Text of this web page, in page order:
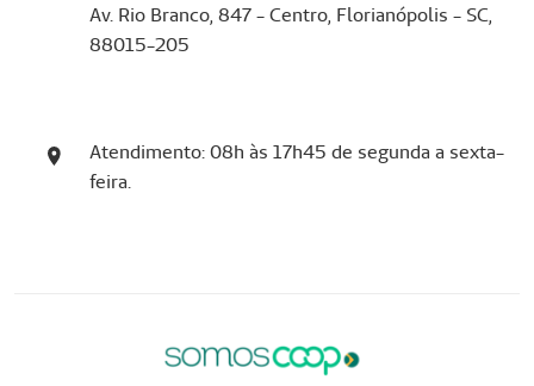
Av. Rio Branco, 847 - Centro, Florianópolis - SC,
88015-205
Atendimento: 08h às 17h45 de segunda a sexta-
feira.